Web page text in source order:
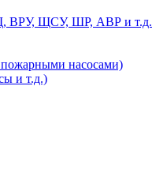
ВРУ, ЩСУ, ШР, АВР и т.д.
насосами)
и т.д.)